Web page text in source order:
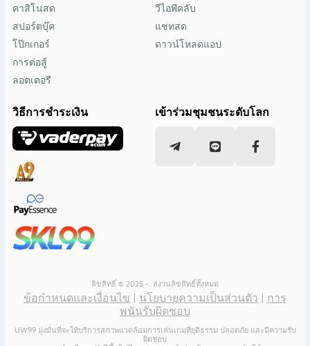
คาสิโนสด
สปอร์ตบุ๊ค
โป๊กเกอร์
การต่อสู้
ลอตเตอรี
วีไอพีคลับ
แชทสด
ดาวน์โหลดแอป
วิธีการชำระเงิน เข้าร่วมชุมชนระดับโลก
ลิขสิทธิ์ © 2025 -. สงวนลิขสิทธิ์ทั้งหมด
ข้อกำหนดและเงื่อนไข นโยบายความเป็นส่วนตัว
การ
พนันรับผิดชอบ
UW99 มุ่งมั่นที่จะให้บริการสภาพแวดล้อมการเล่นเกมที่ยุติธรรม ปลอดภัย และมีความรับ
ผิดชอบ